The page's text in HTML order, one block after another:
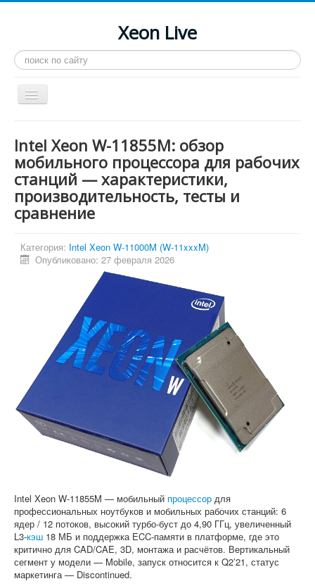
Xeon Live
Искать...
Toggle
Navigation
LGA 2011-3
LGA 2011
Процессоры
Рейтинги
Системные программы
Intel Xeon W-11855M: обзор
мобильного процессора для рабочих
станций — характеристики,
производительность, тесты и
сравнение
Категория: Intel Xeon W-11000M (W-11xxxM)
Опубликовано: 27 февраля 2026
Intel Xeon W-11855M — мобильный процессор для
профессиональных ноутбуков и мобильных рабочих станций: 6
ядер / 12 потоков, высокий турбо-буст до 4,90 ГГц, увеличенный
L3-кэш 18 МБ и поддержка ECC-памяти в платформе, где это
критично для CAD/CAE, 3D, монтажа и расчётов. Вертикальный
сегмент у модели — Mobile, запуск относится к Q2’21, статус
маркетинга — Discontinued.